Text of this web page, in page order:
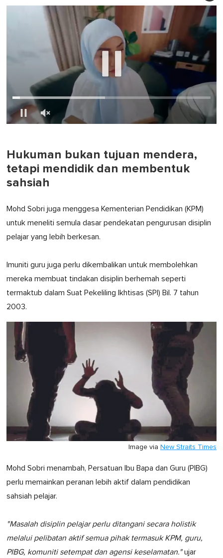
minute,
0Hukuman bukan tujuan mendera,
tetapi mendidik dan membentuk
sahsiah
Mohd Sobri juga menggesa Kementerian Pendidikan (KPM)
untuk meneliti semula dasar pendekatan pengurusan disiplin
pelajar yang lebih berkesan.
Imuniti guru juga perlu dikembalikan untuk membolehkan
mereka membuat tindakan disiplin berhemah seperti
termaktub dalam Suat Pekeliling Ikhtisas (SPI) Bil. 7 tahun
2003.
Image via New Straits Times
Mohd Sobri menambah, Persatuan Ibu Bapa dan Guru (PIBG)
perlu memainkan peranan lebih aktif dalam pendidikan
sahsiah pelajar.
"Masalah disiplin pelajar perlu ditangani secara holistik
melalui pelibatan aktif semua pihak termasuk KPM, guru,
PIBG, komuniti setempat dan agensi keselamatan."ujar